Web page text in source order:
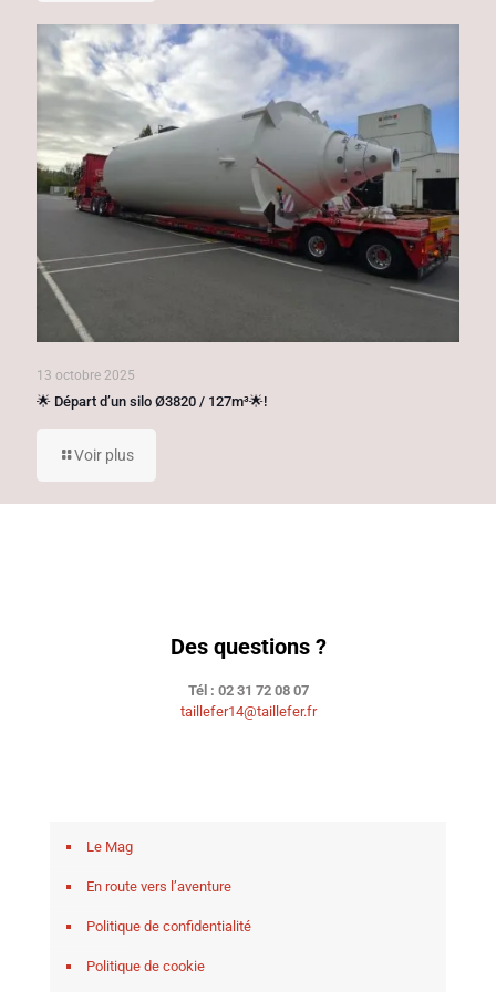
13 octobre 2025
🌟 Départ d’un silo Ø3820 / 127m³🌟!
Voir plus
Des questions ?
Tél : 02 31 72 08 07
taillefer14@taillefer.fr
Le Mag
En route vers l’aventure
Politique de confidentialité
Politique de cookie